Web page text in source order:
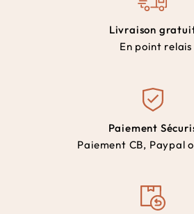
Livraison
En point relais
Paiement
Paiement CB, Paypal